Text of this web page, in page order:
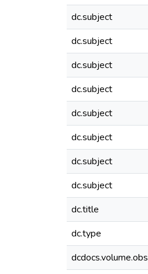
dc.subject
dc.subject
dc.subject
dc.subject
dc.subject
dc.subject
dc.subject
dc.subject
dc.title
dc.type
dcdocs.volume.obs